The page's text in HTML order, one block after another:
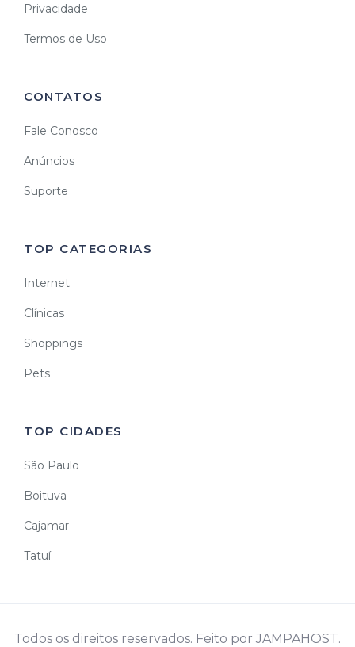
Privacidade
Termos de Uso
CONTATOS
Fale Conosco
Anúncios
Suporte
TOP CATEGORIAS
Internet
Clínicas
Shoppings
Pets
TOP CIDADES
São Paulo
Boituva
Cajamar
Tatuí
Todos os direitos reservados. Feito por JAMPAHOST.